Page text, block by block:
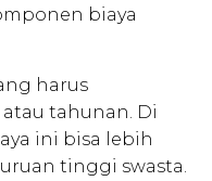
biaya
harus
tahunan. Di
ini bisa lebih
tinggi swasta.